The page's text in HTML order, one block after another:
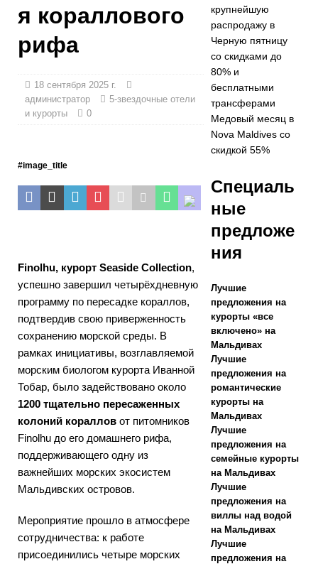
Отпразднуйте
КУРОРТЫ
[ Ноябрь 21,
Черной
пятницы на
Дхава Ихуру
2025
СПЕЦИАЛЬН
ЫЕ
ПРЕДЛОЖЕН
ИЯ
[ Ноябрь 17,
Cinnamon
я кораллового
рифа
18 сентября 2025 г.
администратор
5-звездочные отели
и курорты
0
#image_title
Finolhu, курорт Seaside Collection,
успешно завершил четырёхдневную
программу по пересадке кораллов,
подтвердив свою приверженность
сохранению морской среды. В
рамках инициативы, возглавляемой
морским биологом курорта Иванной
Тобар, было задействовано около
1200 тщательно пересаженных
колоний кораллов от питомников
Finolhu до его домашнего рифа,
поддерживающего одну из
важнейших морских экосистем
Мальдивских островов.
Мероприятие прошло в атмосфере
сотрудничества: к работе
присоединились четыре морских
крупнейшую
распродажу в
Черную пятницу
со скидками до
80% и
бесплатными
трансферами
Медовый месяц в
Nova Maldives со
скидкой 55%
Специаль
ные
предложе
ния
Лучшие
предложения на
курорты «все
включено» на
Мальдивах
Лучшие
предложения на
романтические
курорты на
Мальдивах
Лучшие
предложения на
семейные курорты
на Мальдивах
Лучшие
предложения на
виллы над водой
на Мальдивах
Лучшие
предложения на